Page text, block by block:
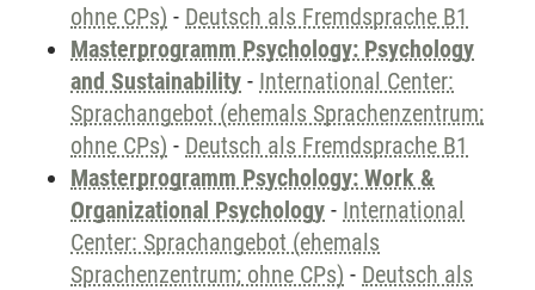
ohne CPs) - Deutsch als Fremdsprache B1
Masterprogramm Psychology: Psychology
and Sustainability - International Center:
Sprachangebot (ehemals Sprachenzentrum;
ohne CPs) - Deutsch als Fremdsprache B1
Masterprogramm Psychology: Work &
Organizational Psychology - International
Center: Sprachangebot (ehemals
Sprachenzentrum; ohne CPs) - Deutsch als